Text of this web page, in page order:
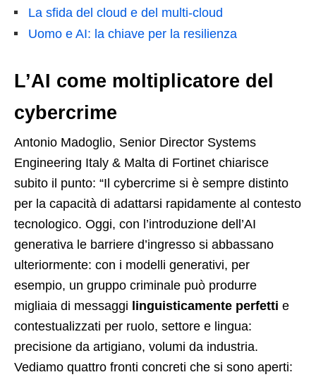
La sfida del cloud e del multi-cloud
Uomo e AI: la chiave per la resilienza
L’AI come moltiplicatore del
cybercrime
Antonio Madoglio, Senior Director Systems
Engineering Italy & Malta di Fortinet chiarisce
subito il punto: “Il cybercrime si è sempre distinto
per la capacità di adattarsi rapidamente al contesto
tecnologico. Oggi, con l’introduzione dell’AI
generativa le barriere d’ingresso si abbassano
ulteriormente: con i modelli generativi, per
esempio, un gruppo criminale può produrre
migliaia di messaggi linguisticamente perfetti e
contestualizzati per ruolo, settore e lingua:
precisione da artigiano, volumi da industria.
Vediamo quattro fronti concreti che si sono aperti: